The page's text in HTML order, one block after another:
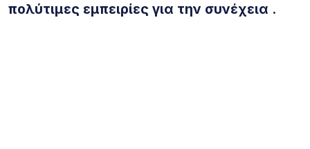
πολύτιμες εμπειρίες για την συνέχεια .